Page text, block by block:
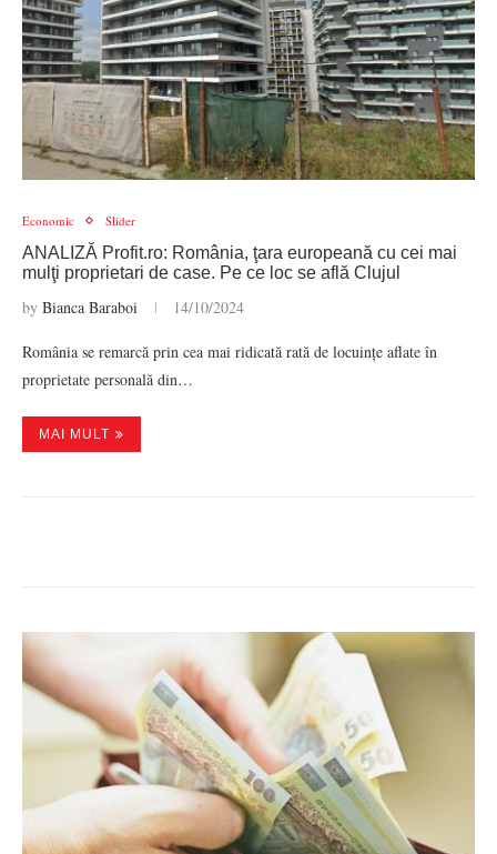
Economic Slider
ANALIZĂ Profit.ro: România, ţara europeană cu cei mai
mulţi proprietari de case. Pe ce loc se află Clujul
by Bianca Baraboi 14/10/2024
România se remarcă prin cea mai ridicată rată de locuințe aflate în
proprietate personală din…
MAI MULT